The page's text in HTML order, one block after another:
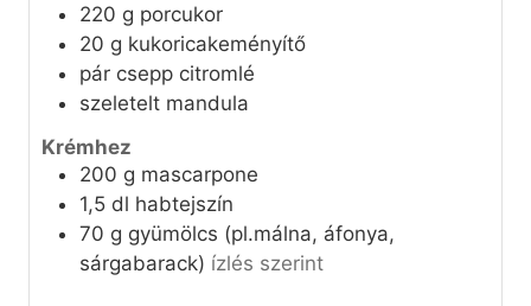
220 g porcukor
20 g kukoricakeményítő
pár csepp citromlé
szeletelt mandula
Krémhez
200 g mascarpone
1,5 dl habtejszín
70 g gyümölcs (pl.málna, áfonya,
sárgabarack) ízlés szerint